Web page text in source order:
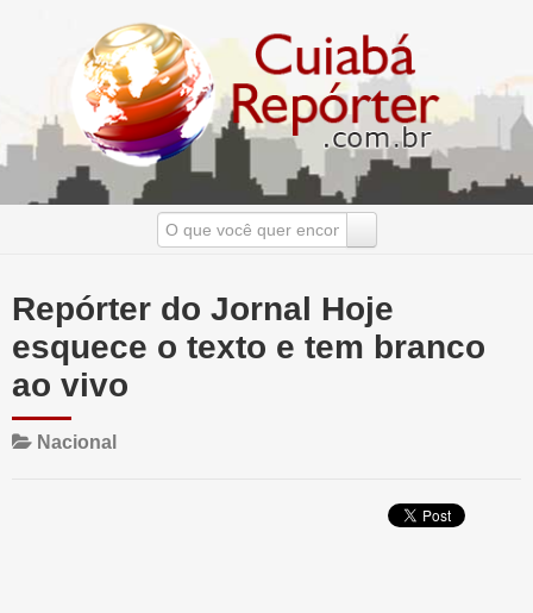
Repórter do Jornal Hoje
esquece o texto e tem branco
ao vivo
Nacional